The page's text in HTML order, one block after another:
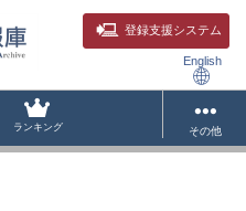
登録支援システム
English
ランキング その他